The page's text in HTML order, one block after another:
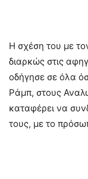
Η σχέση του με
διαρκώς στις
οδήγησε σε όλα
Ράμπ, στους
καταφέρει να
τους, με το